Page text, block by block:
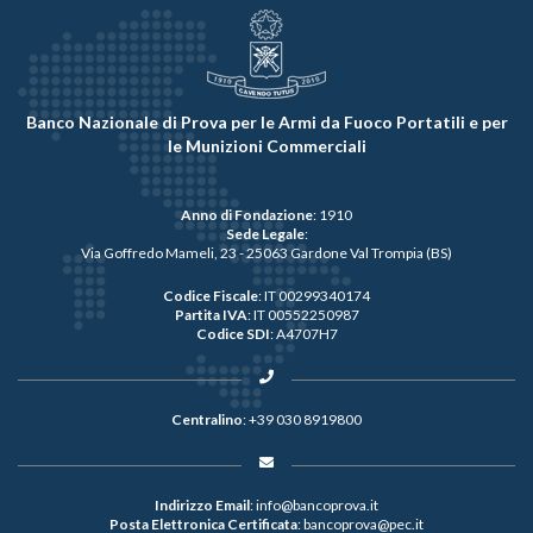
Banco Nazionale di Prova per le Armi da Fuoco Portatili e per
le Munizioni Commerciali
Anno di Fondazione: 1910
Sede Legale:
Via Goffredo Mameli, 23 - 25063 Gardone Val Trompia (BS)
Codice Fiscale: IT 00299340174
Partita IVA: IT 00552250987
Codice SDI: A4707H7
Centralino:+39 030 8919800
Indirizzo Email:info@bancoprova.it
Posta Elettronica Certificata:bancoprova@pec.it